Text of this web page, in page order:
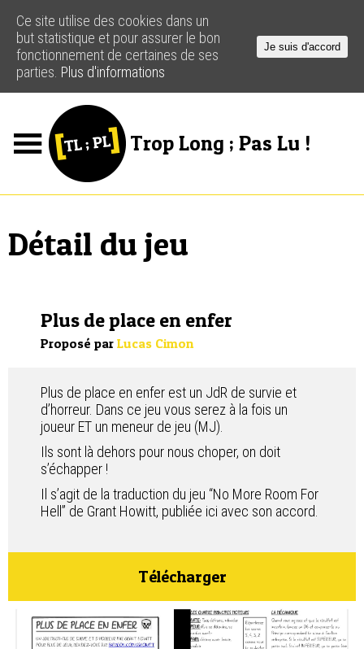
Trop Long ; Pas Lu !
Jeux
Ressources
Détail du jeu
Plus de place en enfer
Proposé par Lucas Cimon
Plus de place en enfer est un JdR de survie et
d’horreur. Dans ce jeu vous serez à la fois un
joueur ET un meneur de jeu (MJ).
Ils sont là dehors pour nous choper, on doit
s’échapper !
Il s’agit de la traduction du jeu “No More Room For
Hell” de Grant Howitt, publiée ici avec son accord.
Télécharger
Ce site utilise des cookies dans un
but statistique et pour assurer le bon
fonctionnement de certaines de ses
parties. Plus d'informations
Je suis d'accord